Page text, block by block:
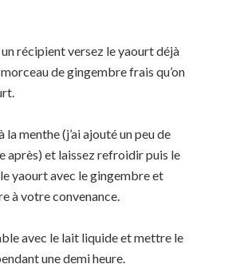
un récipient versez le yaourt déjà
de gingembre frais qu’on
la menthe (j’ai ajouté un peu de
après) et laissez refroidir puis le
yaourt avec le gingembre et
à votre convenance.
avec le lait liquide et mettre le
une demi heure.